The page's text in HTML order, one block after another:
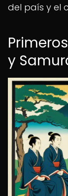
del país y el
y